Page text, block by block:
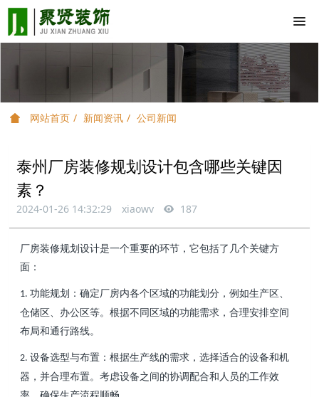
网站首页 新闻资讯 公司新闻
泰州厂房装修规划设计包含哪些关键因
素？
2024-01-26 14:32:29 xiaowv 187
厂房装修规划设计是一个重要的环节，它包括了几个关键方
面：
1.功能规划：确定厂房内各个区域的功能划分，例如生产区、
仓储区、办公区等。根据不同区域的功能需求，合理安排空间
布局和通行路线。
2.设备选型与布置：根据生产线的需求，选择适合的设备和机
器，并合理布置。考虑设备之间的协调配合和人员的工作效